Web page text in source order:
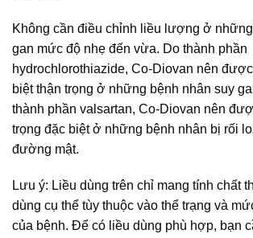
Không cần điều chỉnh liều lượng ở
gan mức độ nhẹ đến vừa. Do thành phần
hydrochlorothiazide, Co-Diovan nên
biệt thận trọng ở những bệnh nhân suy
thành phần valsartan, Co-Diovan nên
trọng đặc biệt ở những bệnh nhân bị rối
đường mật.
Lưu ý: Liều dùng trên chỉ mang tính chất
dùng cụ thể tùy thuộc vào thể trạng và
của bệnh. Để có liều dùng phù hợp, bạn